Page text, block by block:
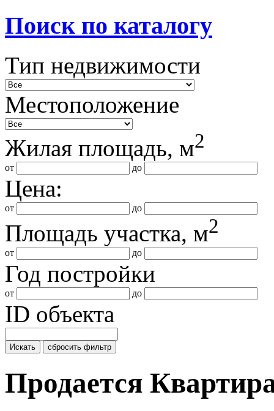
Поиск по каталогу
Тип недвижимости
Местоположение
Жилая площадь, м2
от до
Цена:
от до
Площадь участка, м2
от до
Год постройки
от до
ID объекта
Искать сбросить фильтр
Продается